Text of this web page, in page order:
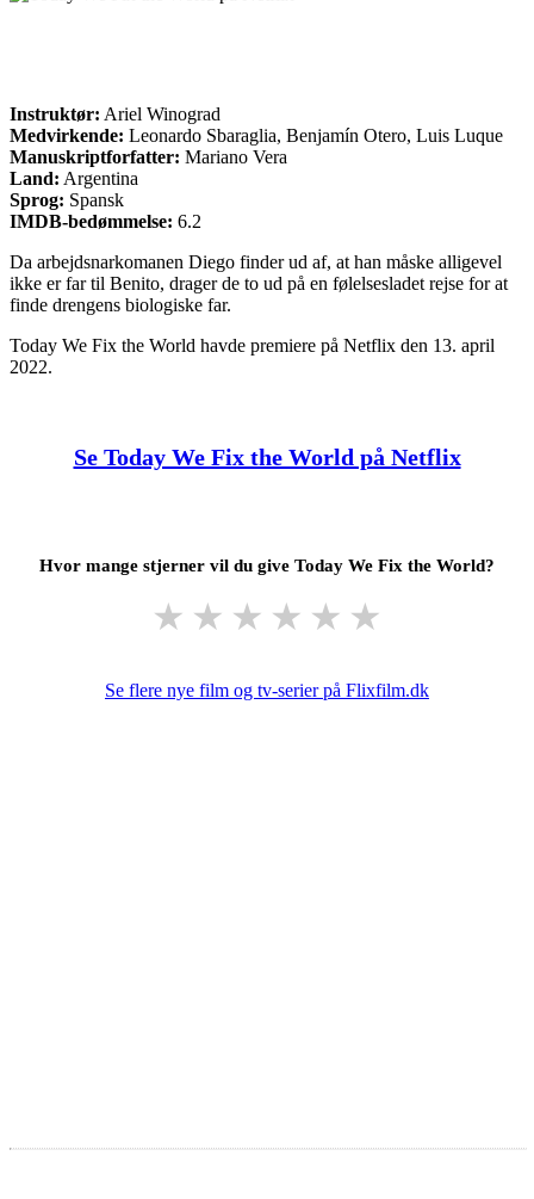
Instruktør: Ariel Winograd
Medvirkende: Leonardo Sbaraglia, Benjamín Otero, Luis Luque
Manuskriptforfatter: Mariano Vera
Land: Argentina
Sprog: Spansk
IMDB-bedømmelse: 6.2
Da arbejdsnarkomanen Diego finder ud af, at han måske alligevel
ikke er far til Benito, drager de to ud på en følelsesladet rejse for at
finde drengens biologiske far.
Today We Fix the World havde premiere på Netflix den 13. april
2022.
Se Today We Fix the World på Netflix
Hvor mange stjerner vil du give Today We Fix the World?
★ ★ ★ ★ ★ ★
Se flere nye film og tv-serier på Flixfilm.dk